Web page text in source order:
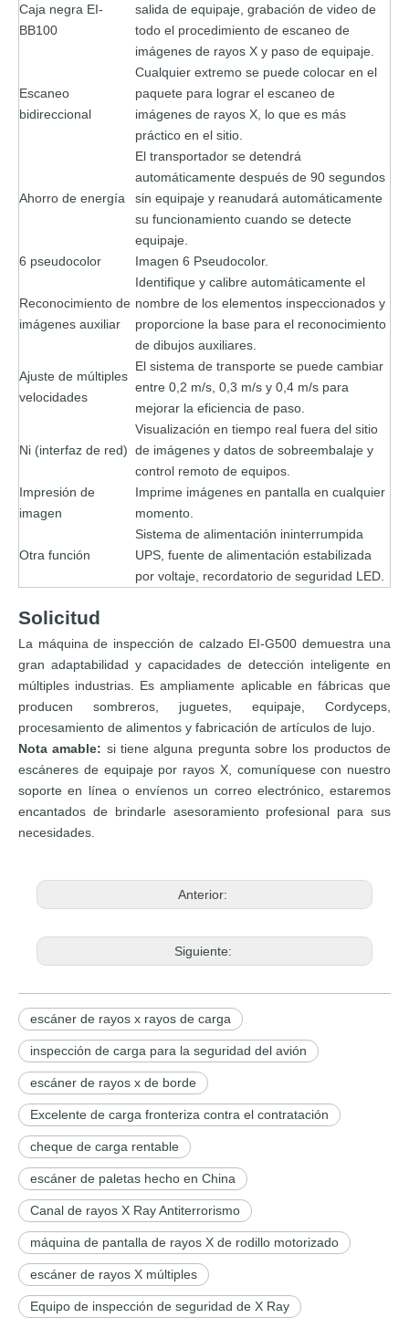
Caja negra EI-
BB100
salida de equipaje, grabación de video de
todo el procedimiento de escaneo de
imágenes de rayos X y paso de equipaje.
Escaneo
bidireccional
Cualquier extremo se puede colocar en el
paquete para lograr el escaneo de
imágenes de rayos X, lo que es más
práctico en el sitio.
Ahorro de energía
El transportador se detendrá
automáticamente después de 90 segundos
sin equipaje y reanudará automáticamente
su funcionamiento cuando se detecte
equipaje.
6 pseudocolor
Imagen 6 Pseudocolor.
Reconocimiento de
imágenes auxiliar
Identifique y calibre automáticamente el
nombre de los elementos inspeccionados y
proporcione la base para el reconocimiento
de dibujos auxiliares.
Ajuste de múltiples
velocidades
El sistema de transporte se puede cambiar
entre 0,2 m/s, 0,3 m/s y 0,4 m/s para
mejorar la eficiencia de paso.
Ni (interfaz de red)
Visualización en tiempo real fuera del sitio
de imágenes y datos de sobreembalaje y
control remoto de equipos.
Impresión de
imagen
Imprime imágenes en pantalla en cualquier
momento.
Otra función
Sistema de alimentación ininterrumpida
UPS, fuente de alimentación estabilizada
por voltaje, recordatorio de seguridad LED.
Solicitud
La máquina de inspección de calzado EI-G500 demuestra una
gran adaptabilidad y capacidades de detección inteligente en
múltiples industrias. Es ampliamente aplicable en fábricas que
producen sombreros, juguetes, equipaje, Cordyceps,
procesamiento de alimentos y fabricación de artículos de lujo.
Nota amable: si tiene alguna pregunta sobre los productos de
escáneres de equipaje por rayos X, comuníquese con nuestro
soporte en línea o envíenos un correo electrónico, estaremos
encantados de brindarle asesoramiento profesional para sus
necesidades.
Anterior:
Siguiente:
escáner de rayos x rayos de carga
inspección de carga para la seguridad del avión
escáner de rayos x de borde
Excelente de carga fronteriza contra el contratación
cheque de carga rentable
escáner de paletas hecho en China
Canal de rayos X Ray Antiterrorismo
máquina de pantalla de rayos X de rodillo motorizado
escáner de rayos X múltiples
Equipo de inspección de seguridad de X Ray